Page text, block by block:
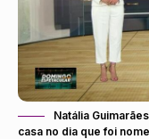
Natália
casa no dia que foi